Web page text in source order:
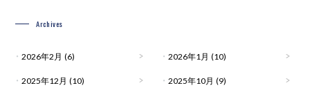
Archives
2026年2月 (6) 2026年1月 (10)
2025年12月 (10) 2025年10月 (9)